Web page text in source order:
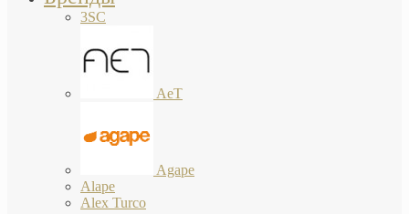
3SC
AeT
Agape
Alape
Alex Turco